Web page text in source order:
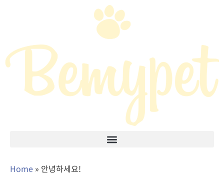
Home » 안녕하세요!